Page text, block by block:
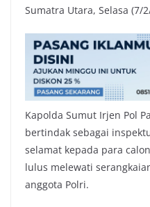
Sumatra Utara, Selasa (7/
Kapolda Sumut Irjen Pol
bertindak sebagai
selamat kepada para
lulus melewati
anggota Polri.